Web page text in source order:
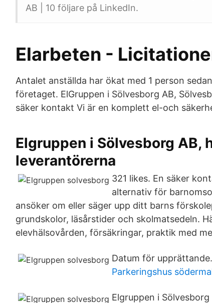
AB | 10 följare på LinkedIn.
Elarbeten -
Antalet anställda har ökat med 1 person
företaget. ElGruppen i Sölvesborg AB,
säker kontakt Vi är en komplett el-och
Elgruppen i Sölvesborg AB,
leverantörerna
321 likes. En säker
alternativ för
ansöker om eller säger upp ditt barns
grundskolor, läsårstider och skolmatsedeln.
elevhälsovården, försäkringar, praktik med
Datum för
Parkeringshus
Elgruppen i